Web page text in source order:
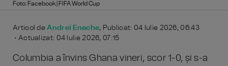
Foto: Facebook | FIFA World Cup
Articol deAndrei Enache, Publicat: 04 Iulie 2026, 06:43
• Actualizat: 04 Iulie 2026, 07:15
Columbia a învins Ghana vineri, scor 1-0, și s-a